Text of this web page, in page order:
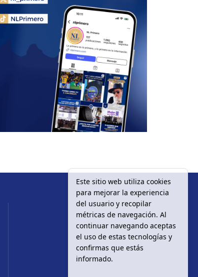
Este sitio web utiliza cookies
para mejorar la experiencia
del usuario y recopilar
métricas de navegación. Al
continuar navegando aceptas
el uso de estas tecnologías y
confirmas que estás
informado.